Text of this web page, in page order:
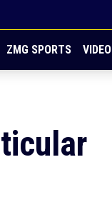
ZMG SPORTS VIDEO